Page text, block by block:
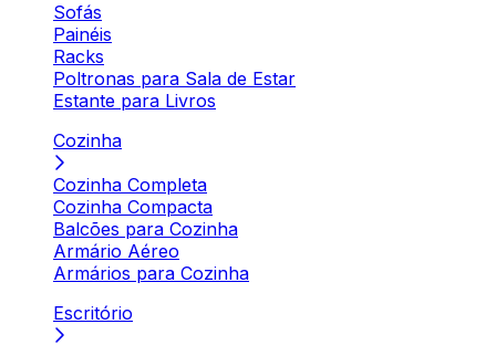
Sofás
Painéis
Racks
Poltronas para Sala de Estar
Estante para Livros
Cozinha
Cozinha Completa
Cozinha Compacta
Balcões para Cozinha
Armário Aéreo
Armários para Cozinha
Escritório